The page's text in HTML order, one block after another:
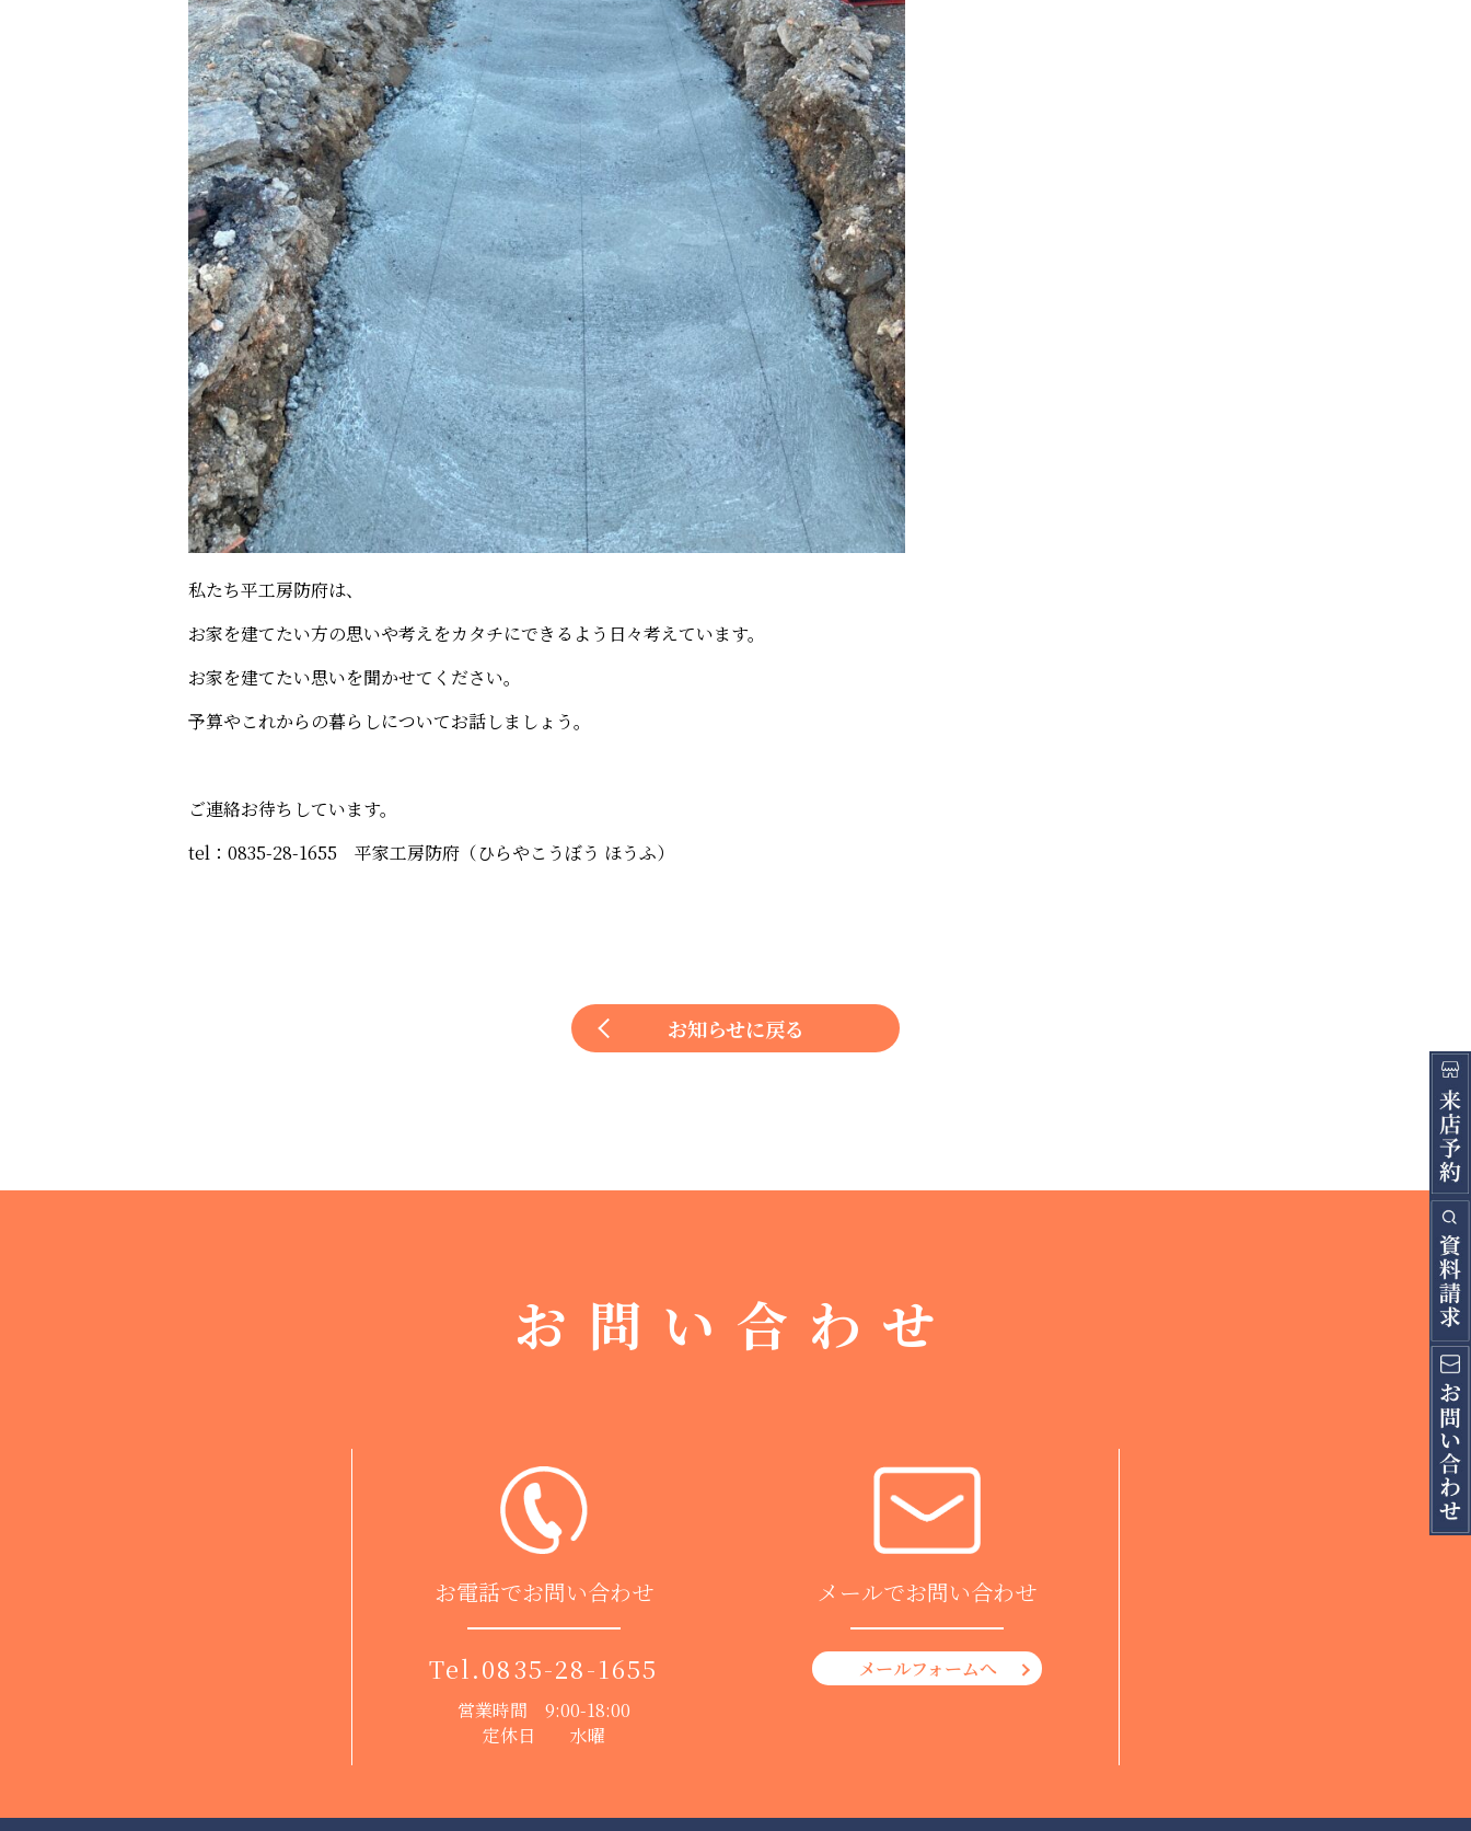
私たち平工房防府は、
お家を建てたい方の思いや考えをカタチにできるよう日々考えています。
お家を建てたい思いを聞かせてください。
予算やこれからの暮らしについてお話しましょう。
ご連絡お待ちしています。
tel：0835-28-1655 平家工房防府（ひらやこうぼう ほうふ）
お知らせに戻る
お問い合わせ
お電話でお問い合わせ
Tel.0835-28-1655
営業時間 9:00-18:00
定休日 水曜
メールでお問い合わせ
メールフォームへ